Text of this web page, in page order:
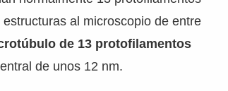
al microscopio de entre
de 13 protofilamentos
de unos 12 nm.